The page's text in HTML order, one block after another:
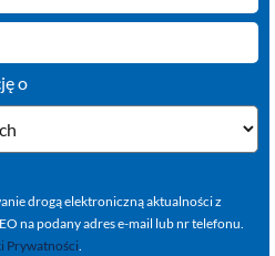
o
drogą elektroniczną aktualności z
na podany adres e-mail lub nr telefonu.
Prywatności.